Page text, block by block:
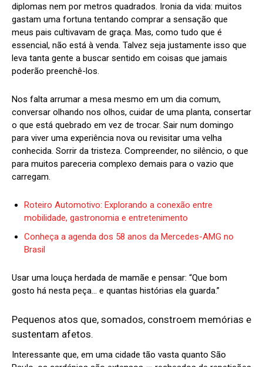
diplomas nem por metros quadrados. Ironia da vida: muitos
gastam uma fortuna tentando comprar a sensação que
meus pais cultivavam de graça. Mas, como tudo que é
essencial, não está à venda. Talvez seja justamente isso que
leva tanta gente a buscar sentido em coisas que jamais
poderão preenchê-los.
Nos falta arrumar a mesa mesmo em um dia comum,
conversar olhando nos olhos, cuidar de uma planta, consertar
o que está quebrado em vez de trocar. Sair num domingo
para viver uma experiência nova ou revisitar uma velha
conhecida. Sorrir da tristeza. Compreender, no silêncio, o que
para muitos pareceria complexo demais para o vazio que
carregam.
Roteiro Automotivo: Explorando a conexão entre
mobilidade, gastronomia e entretenimento
Conheça a agenda dos 58 anos da Mercedes-AMG no
Brasil
Usar uma louça herdada de mamãe e pensar: “Que bom
gosto há nesta peça… e quantas histórias ela guarda.”
Pequenos atos que, somados, constroem memórias e
sustentam afetos.
Interessante que, em uma cidade tão vasta quanto São